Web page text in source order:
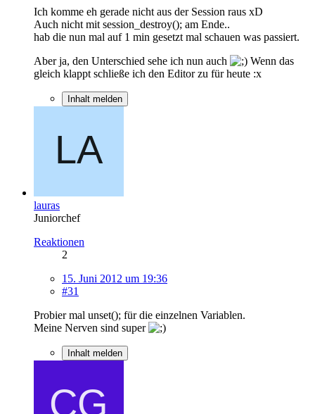
Ich komme eh gerade nicht aus der Session raus xD
Auch nicht mit session_destroy(); am Ende..
hab die nun mal auf 1 min gesetzt mal schauen was passiert.
Aber ja, den Unterschied sehe ich nun auch
Wenn das
gleich klappt schließe ich den Editor zu für heute :x
Inhalt melden
lauras
Juniorchef
Reaktionen
2
15. Juni 2012 um 19:36
#31
Probier mal unset(); für die einzelnen Variablen.
Meine Nerven sind super
Inhalt melden